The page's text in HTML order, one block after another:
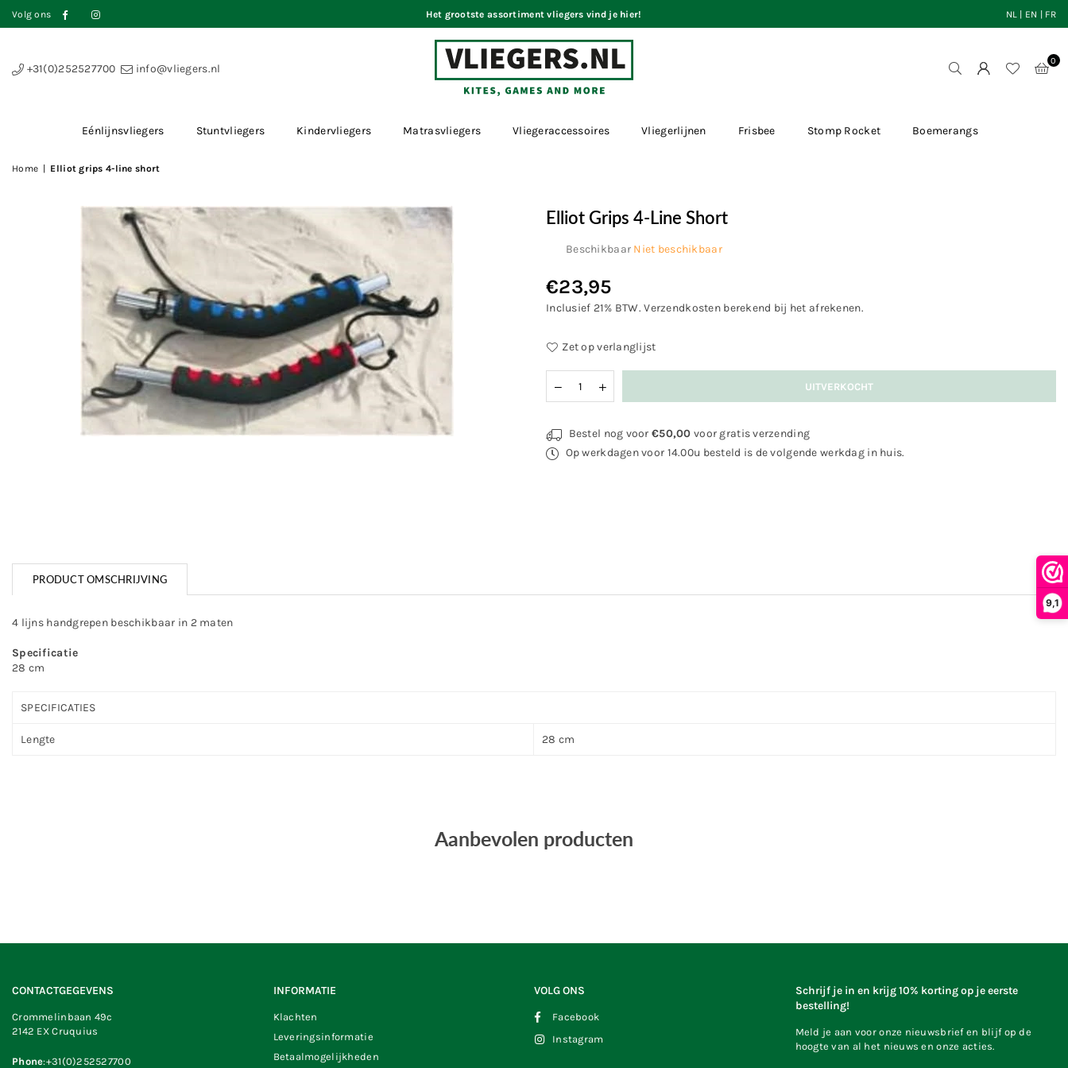
9,1
Volg ons Facebook Het grootste assortiment vliegers vind je hier! NL | EN | FR
+31(0)252527700 info@vliegers.nl
0
Eénlijnsvliegers Stuntvliegers Kindervliegers Matrasvliegers Vliegeraccessoires Vliegerlijnen Frisbee Stomp Rocket Boemerangs
Home Elliot grips 4-line short
Elliot Grips 4-Line Short
Beschikbaar Niet beschikbaar
Normale
prijs
€23,95
Inclusief 21% BTW.Verzendkostenberekend bij het afrekenen.
Zet op verlanglijst
UITVERKOCHT
Bestel nog voor€50,00 voor gratis verzending
Op werkdagen voor 14.00u besteld is de volgende werkdag in huis.
PRODUCT OMSCHRIJVING
4 lijns handgrepen beschikbaar in 2 maten
Specificatie
28 cm
SPECIFICATIES
Lengte 28 cm
Aanbevolen producten
CONTACTGEGEVENS
Crommelinbaan 49c
2142 EX Cruquius
Phone:+31(0)252527700
INFORMATIE
Klachten
Leveringsinformatie
Betaalmogelijkheden
VOLG ONS
Facebook
Instagram
Schrijf je in en krijg 10% korting op je eerste
bestelling!
Meld je aan voor onze nieuwsbrief en blijf op de
hoogte van al het nieuws en onze acties.